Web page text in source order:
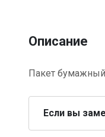
Описание
Пакет бумажный
Если вы